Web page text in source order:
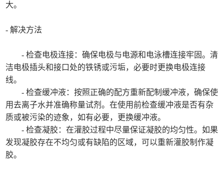
大。
- 解决方法
- 检查电极连接：确保电极与电源和电泳槽连接牢固。清
洁电极插头和接口处的铁锈或污垢，必要时更换电极连接
线。
- 检查缓冲液：按照正确的配方重新配制缓冲液，确保使
用去离子水并准确称量试剂。在使用前检查缓冲液是否有杂
质或被污染的迹象，如有必要，更换缓冲液。
- 检查凝胶：在灌胶过程中尽量保证凝胶的均匀性。如果
发现凝胶存在不均匀或有缺陷的区域，可以重新灌胶制作凝
胶。